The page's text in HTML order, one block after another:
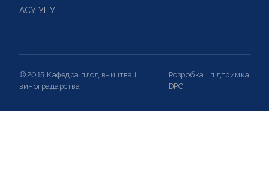
АСУ УНУ
©2015 Кафедра плодівництва і
виноградарства
Розробка і підтримка
DPC